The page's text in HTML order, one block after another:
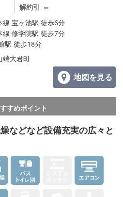
解約引 －
線 宝ヶ池駅 徒歩6分
線 修学院駅 徒歩7分
駅 徒歩18分
端大君町
地図を見る
すめポイント
などなど設備充実の広々と